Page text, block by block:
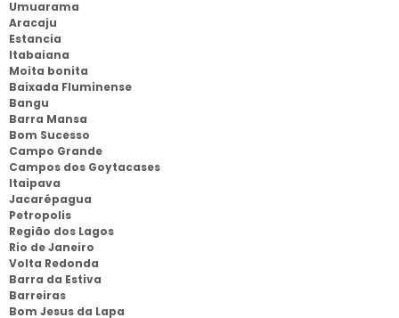
Umuarama
Aracaju
Estancia
Itabaiana
Moita bonita
Baixada Fluminense
Bangu
Barra Mansa
Bom Sucesso
Campo Grande
Campos dos Goytacases
Itaipava
Jacarépagua
Petropolis
Região dos Lagos
Rio de Janeiro
Volta Redonda
Barra da Estiva
Barreiras
Bom Jesus da Lapa